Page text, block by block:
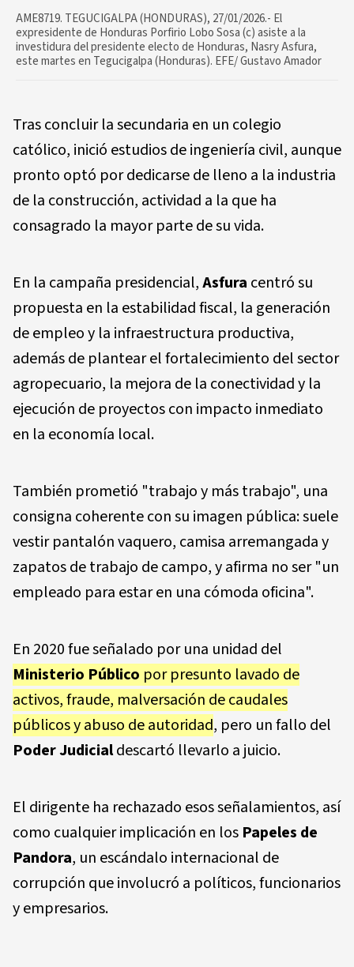
AME8719. TEGUCIGALPA (HONDURAS), 27/01/2026.- El
expresidente de Honduras Porfirio Lobo Sosa (c) asiste a la
investidura del presidente electo de Honduras, Nasry Asfura,
este martes en Tegucigalpa (Honduras). EFE/ Gustavo Amador
Tras concluir la secundaria en un colegio
católico, inició estudios de ingeniería civil, aunque
pronto optó por dedicarse de lleno a la industria
de la construcción, actividad a la que ha
consagrado la mayor parte de su vida.
En la campaña presidencial,Asfura centró su
propuesta en la estabilidad fiscal, la generación
de empleo y la infraestructura productiva,
además de plantear el fortalecimiento del sector
agropecuario, la mejora de la conectividad y la
ejecución de proyectos con impacto inmediato
en la economía local.
También prometió "trabajo y más trabajo", una
consigna coherente con su imagen pública: suele
vestir pantalón vaquero, camisa arremangada y
zapatos de trabajo de campo, y afirma no ser "un
empleado para estar en una cómoda oficina".
En 2020 fue señalado por una unidad del
Ministerio Público por presunto lavado de
activos, fraude, malversación de caudales
públicos y abuso de autoridad, pero un fallo del
Poder Judicialdescartó llevarlo a juicio.
El dirigente ha rechazado esos señalamientos, así
como cualquier implicación en los Papeles de
Pandora, un escándalo internacional de
corrupción que involucró a políticos, funcionarios
y empresarios.